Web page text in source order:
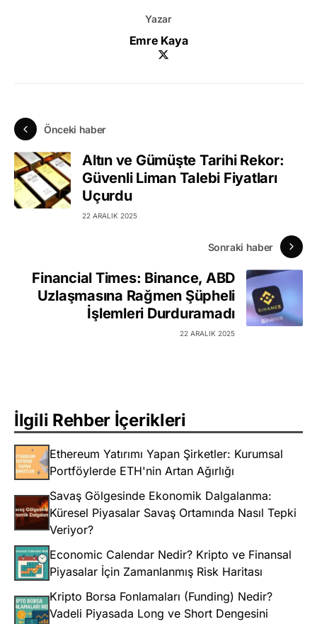
Yazar
Emre Kaya
Önceki haber
Altın ve Gümüşte Tarihi Rekor:
Güvenli Liman Talebi Fiyatları
Uçurdu
22 ARALIK 2025
Sonraki haber
Financial Times: Binance, ABD
Uzlaşmasına Rağmen Şüpheli
İşlemleri Durduramadı
22 ARALIK 2025
İlgili Rehber İçerikleri
Ethereum Yatırımı Yapan Şirketler: Kurumsal
Portföylerde ETH'nin Artan Ağırlığı
Savaş Gölgesinde Ekonomik Dalgalanma:
Küresel Piyasalar Savaş Ortamında Nasıl Tepki
Veriyor?
Economic Calendar Nedir? Kripto ve Finansal
Piyasalar İçin Zamanlanmış Risk Haritası
Kripto Borsa Fonlamaları (Funding) Nedir?
Vadeli Piyasada Long ve Short Dengesini